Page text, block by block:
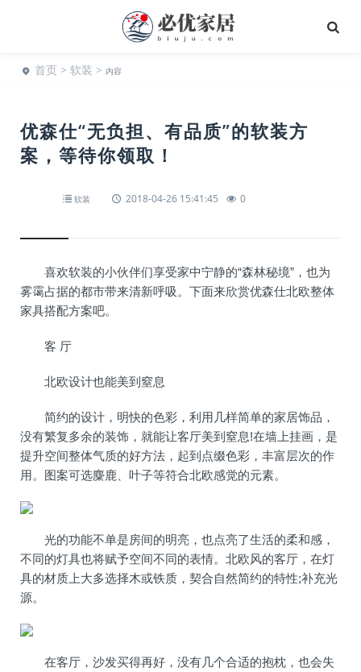
首页 > 软装 > 内容
优森仕“无负担、有品质”的软装方
案，等待你领取！
软装 2018-04-26 15:41:45 0
喜欢软装的小伙伴们享受家中宁静的“森林秘境”，也为
雾霭占据的都市带来清新呼吸。下面来欣赏优森仕北欧整体
家具搭配方案吧。
客 厅
北欧设计也能美到窒息
简约的设计，明快的色彩，利用几样简单的家居饰品，
没有繁复多余的装饰，就能让客厅美到窒息!在墙上挂画，是
提升空间整体气质的好方法，起到点缀色彩，丰富层次的作
用。图案可选麋鹿、叶子等符合北欧感觉的元素。
光的功能不单是房间的明亮，也点亮了生活的柔和感，
不同的灯具也将赋予空间不同的表情。北欧风的客厅，在灯
具的材质上大多选择木或铁质，契合自然简约的特性;补充光
源。
在客厅，沙发买得再好，没有几个合适的抱枕，也会失